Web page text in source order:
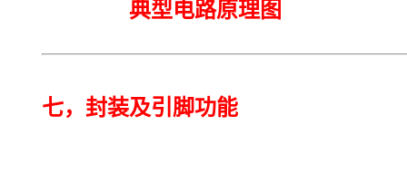
七，封装及引脚功能